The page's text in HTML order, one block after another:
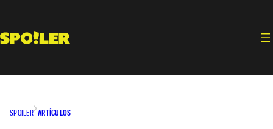
contenido
SPOILER ARTÍCULOS